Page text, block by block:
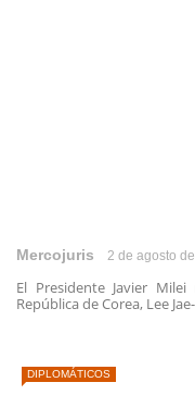
Mercojuris 2 de agosto
El Presidente Javier
República de Corea, Lee
DIPLOMÁTICOS